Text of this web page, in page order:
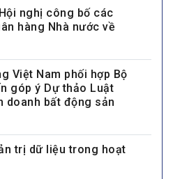
nghị công bố các
hàng Nhà nước về
Việt Nam phối hợp Bộ
góp ý Dự thảo Luật
doanh bất động sản
trị dữ liệu trong hoạt